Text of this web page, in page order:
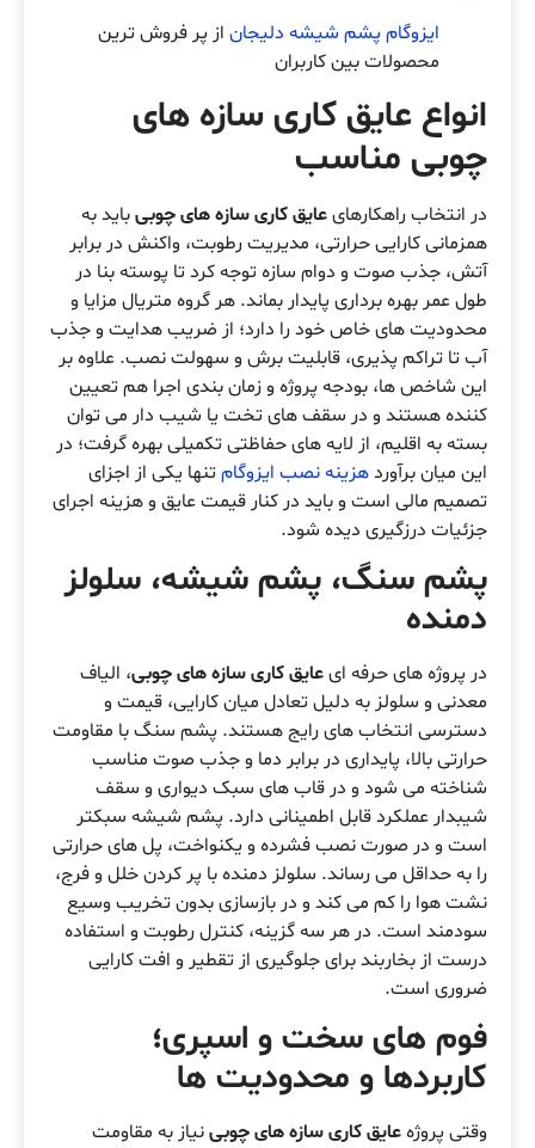
ایزوگام پشم شیشه دلیجان از پر فروش ترین
محصولات بین کاربران
انواع عایق کاری سازه های
چوبی مناسب
در انتخاب راهکارهایعایق کاری سازه های چوبیباید به
همزمانی کارایی حرارتی، مدیریت رطوبت، واکنش در برابر
آتش، جذب صوت و دوام سازه توجه کرد تا پوسته بنا در
طول عمر بهره برداری پایدار بماند. هر گروه متریال مزایا و
محدودیت های خاص خود را دارد؛ از ضریب هدایت و جذب
آب تا تراکم پذیری، قابلیت برش و سهولت نصب. علاوه بر
این شاخص ها، بودجه پروژه و زمان بندی اجرا هم تعیین
کننده هستند و در سقف های تخت یا شیب دار می توان
بسته به اقلیم، از لایه های حفاظتی تکمیلی بهره گرفت؛ در
این میان برآوردهزینه نصب ایزوگامتنها یکی از اجزای
تصمیم مالی است و باید در کنار قیمت عایق و هزینه اجرای
جزئیات درزگیری دیده شود.
پشم سنگ، پشم شیشه، سلولز
دمنده
در پروژه های حرفه ایعایق کاری سازه های چوبی، الیاف
معدنی و سلولز به دلیل تعادل میان کارایی، قیمت و
دسترسی انتخاب های رایج هستند. پشم سنگ با مقاومت
حرارتی بالا، پایداری در برابر دما و جذب صوت مناسب
شناخته می شود و در قاب های سبک دیواری و سقف
شیبدار عملکرد قابل اطمینانی دارد. پشم شیشه سبکتر
است و در صورت نصب فشرده و یکنواخت، پل های حرارتی
را به حداقل می رساند. سلولز دمنده با پر کردن خلل و فرج،
نشت هوا را کم می کند و در بازسازی بدون تخریب وسیع
سودمند است. در هر سه گزینه، کنترل رطوبت و استفاده
درست از بخاربند برای جلوگیری از تقطیر و افت کارایی
ضروری است.
فوم های سخت و اسپری؛
کاربردها و محدودیت ها
وقتی پروژهعایق کاری سازه های چوبینیاز به مقاومت